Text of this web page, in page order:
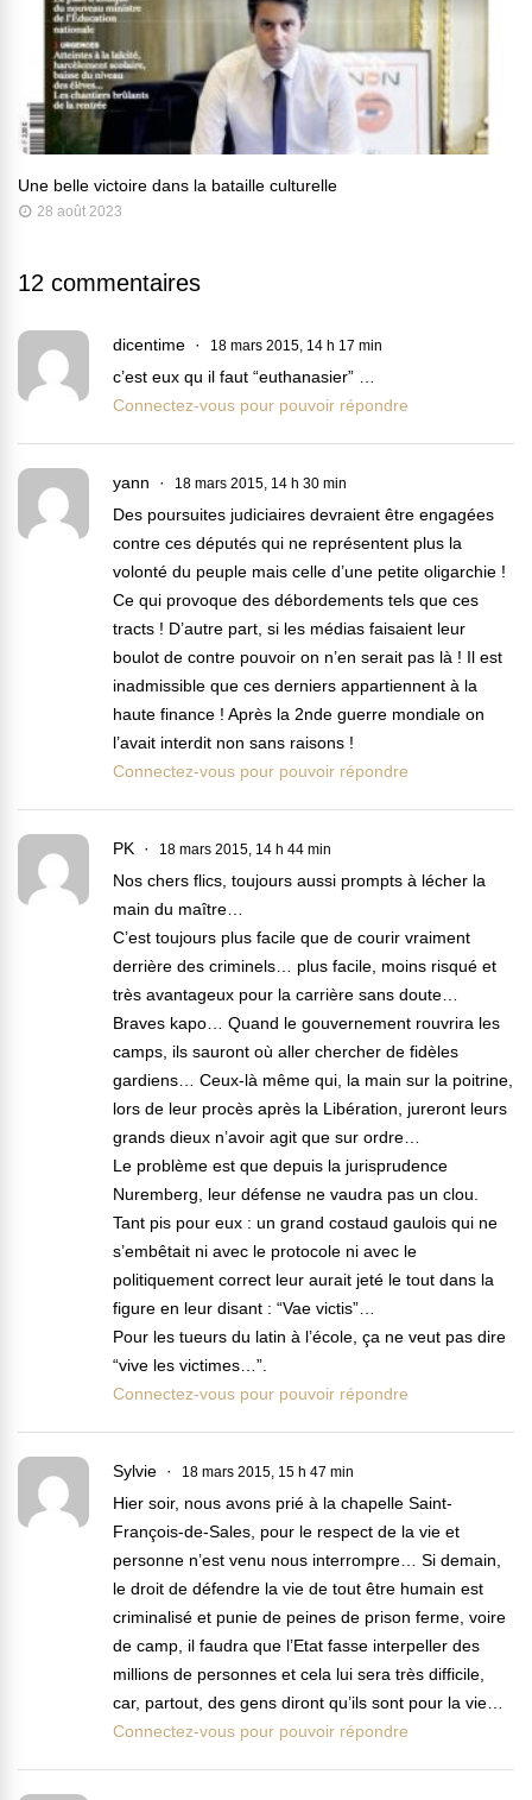
Une belle victoire dans la bataille culturelle
28 août 2023
12 commentaires
dicentime 18 mars 2015, 14 h 17 min
c’est eux qu il faut “euthanasier” …
Connectez-vous pour pouvoir répondre
yann 18 mars 2015, 14 h 30 min
Des poursuites judiciaires devraient être engagées
contre ces députés qui ne représentent plus la
volonté du peuple mais celle d’une petite oligarchie !
Ce qui provoque des débordements tels que ces
tracts ! D’autre part, si les médias faisaient leur
boulot de contre pouvoir on n’en serait pas là ! Il est
inadmissible que ces derniers appartiennent à la
haute finance ! Après la 2nde guerre mondiale on
l’avait interdit non sans raisons !
Connectez-vous pour pouvoir répondre
PK 18 mars 2015, 14 h 44 min
Nos chers flics, toujours aussi prompts à lécher la
main du maître…
C’est toujours plus facile que de courir vraiment
derrière des criminels… plus facile, moins risqué et
très avantageux pour la carrière sans doute…
Braves kapo… Quand le gouvernement rouvrira les
camps, ils sauront où aller chercher de fidèles
gardiens… Ceux-là même qui, la main sur la poitrine,
lors de leur procès après la Libération, jureront leurs
grands dieux n’avoir agit que sur ordre…
Le problème est que depuis la jurisprudence
Nuremberg, leur défense ne vaudra pas un clou.
Tant pis pour eux : un grand costaud gaulois qui ne
s’embêtait ni avec le protocole ni avec le
politiquement correct leur aurait jeté le tout dans la
figure en leur disant : “Vae victis”…
Pour les tueurs du latin à l’école, ça ne veut pas dire
“vive les victimes…”.
Connectez-vous pour pouvoir répondre
Sylvie 18 mars 2015, 15 h 47 min
Hier soir, nous avons prié à la chapelle Saint-
François-de-Sales, pour le respect de la vie et
personne n’est venu nous interrompre… Si demain,
le droit de défendre la vie de tout être humain est
criminalisé et punie de peines de prison ferme, voire
de camp, il faudra que l’Etat fasse interpeller des
millions de personnes et cela lui sera très difficile,
car, partout, des gens diront qu’ils sont pour la vie…
Connectez-vous pour pouvoir répondre